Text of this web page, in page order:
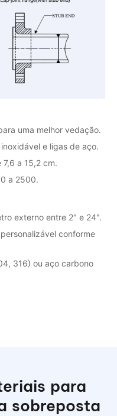
uma melhor vedação.
e ligas de aço.
a 15,2 cm.
a 2500.
externo entre 2" e 24".
conforme
316) ou aço carbono
para
sobreposta